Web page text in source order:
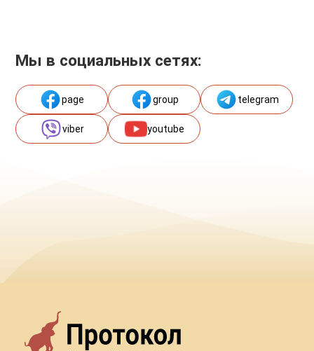
Мы в социальных сетях:
page group telegram
viber youtube